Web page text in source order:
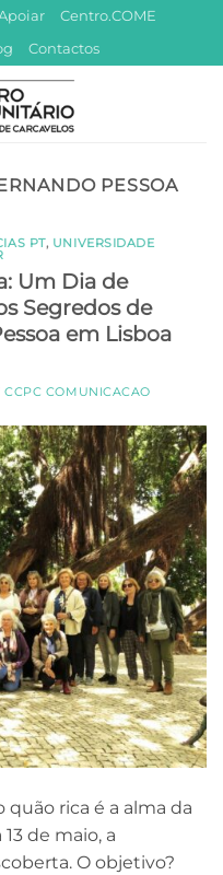
Centro.COME
Contactos
PESSOA
PT, UNIVERSIDADE
Um Dia de
Segredos de
em Lisboa
CCPC COMUNICACAO
rica é a alma da
de maio, a
O objetivo?